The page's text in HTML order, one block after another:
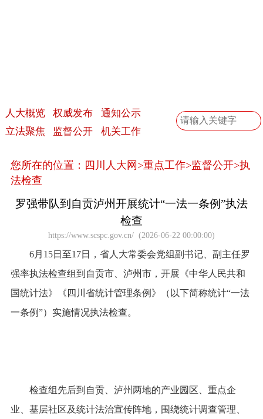
人大概览 权威发布
通知公示
立法聚焦
监督公开 机关工作
您所在的位置： 四川人大网 >监督公开>执法检查
罗强带队到自贡泸州开展统计“一法一条例”执法
检查
https://www.scspc.gov.cn/(2026-06-22 00:00:00
6月15日至17日，省人大常委会党组副书记、副主任罗
强率执法检查组到自贡市、泸州市，开展《中华人民共和
国统计法》《四川省统计管理条例》（以下简称统计“一法
一条例”）实施情况执法检查。
业、基层社区及统计法治宣传阵地，围绕统计调查管理、
统计监督职能作用发挥、统计信息化建设及统计队伍建